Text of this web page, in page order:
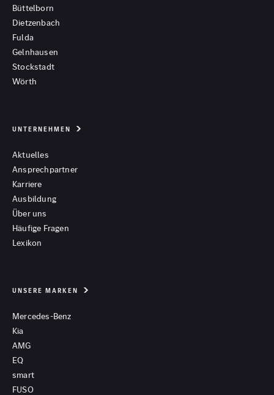
Büttelborn
Dietzenbach
Fulda
Gelnhausen
Stockstadt
Wörth
UNTERNEHMEN
Aktuelles
Ansprechpartner
Karriere
Ausbildung
Über uns
Häufige Fragen
Lexikon
UNSERE MARKEN
Mercedes-Benz
Kia
AMG
EQ
smart
FUSO